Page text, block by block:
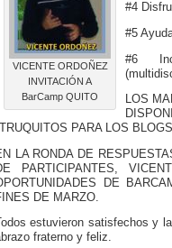
VICENTE ORDOÑEZ
INVITACIÓN A
BarCamp QUITO
#4
#5
#6
LOS
PARA LOS
LA RONDA DE
PARTICIPANTES,
DE
DE MARZO.
estuvieron satisfechos y
fraterno y feliz.